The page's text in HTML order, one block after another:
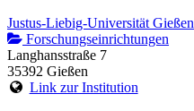
Justus-Liebig-Universität Gießen
Forschungseinrichtungen
Langhansstraße 7
35392 Gießen
Link zur Institution